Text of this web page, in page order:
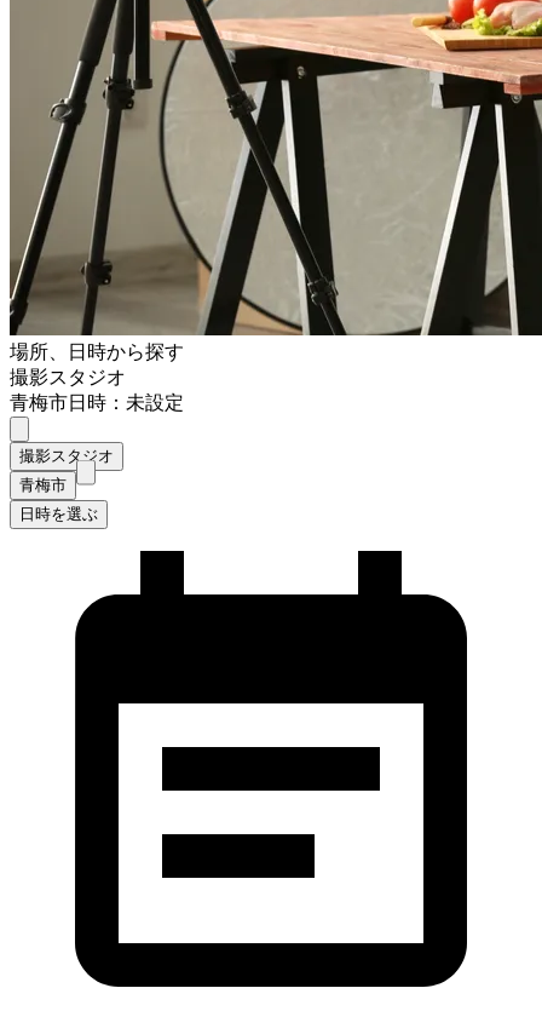
場所、日時から探す
撮影スタジオ
青梅市日時：未設定
撮影スタジオ
青梅市
日時を選ぶ